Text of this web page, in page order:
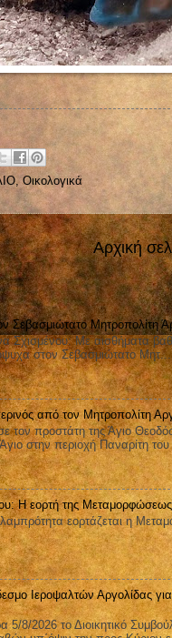
,Οικολογικά
Αρχική
Σεβασμιώτατο Μητροπολίτη
Σχισμένου: Με αισθήματα
στον Σεβασμιώτατο Μητ...
από τον Μητροπολίτη
τον προστάτη της Άγιο
στην περιοχή Παναρίτη
Η εορτή της
εορτάζεται η
Ιεροψαλτών Αργολίδας
5/8/2026 το Διοικητικό